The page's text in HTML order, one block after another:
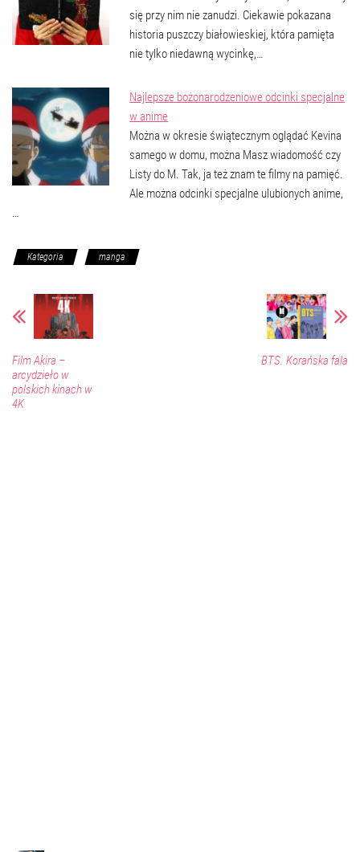
się przy nim nie zanudzi. Ciekawie pokazana
historia puszczy białowieskiej, która pamięta
nie tylko niedawną wycinkę,…
Najlepsze bożonarodzeniowe odcinki specjalne
w anime
Można w okresie świątecznym oglądać Kevina
samego w domu, można Masz wiadomość czy
Listy do M. Tak, ja też znam te filmy na pamięć.
Ale można odcinki specjalne ulubionych anime,
…
Kategoria manga
Film Akira –
arcydzieło w
polskich kinach w
4K
BTS. Korańska fala